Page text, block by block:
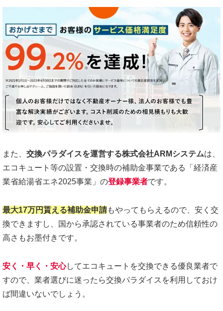
また、 交換パラダイスを運営する株式会社ARMシステムは、
エコキュート等の設置・交換時の補助金事業である「経済産
業省給湯省エネ2025事業」の登録事業者です。
最大17万円貰える補助金申請もやってもらえるので、安く交
換できますし、国から承認されている事業者のため信頼性の
高さもお墨付きです。
安く・早く・安心してエコキュートを交換できる優良業者で
すので、業者選びに迷ったら交換パラダイスを利用しておけ
ば間違いないでしょう。